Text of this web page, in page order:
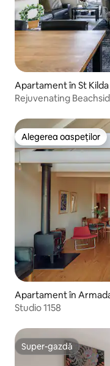
Apartament în St Kilda
Rejuvenating
Alegerea oaspeților
Alegerea oaspeților
Apartament în
Studio 1158
Super-gazdă
Super-gazdă